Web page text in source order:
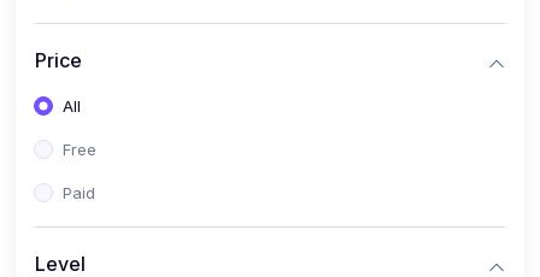
Price
All
Free
Paid
Level